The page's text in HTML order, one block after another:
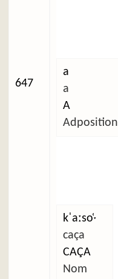
647
a
a
A
Adposition
kˈaːso̜ˑ
caça
CAÇA
Nom